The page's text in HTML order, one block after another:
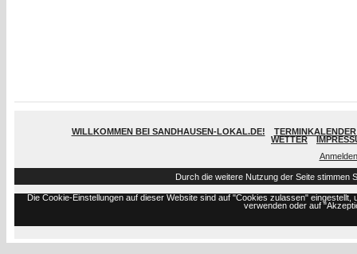
WILLKOMMEN BEI SANDHAUSEN-LOKAL.DE!
TERMINKALENDER
WETTER
Anmelden
Durch die weitere Nutzung der Seite stimmen
Die Cookie-Einstellungen auf dieser Website sind auf "Cookies zulassen"
verwenden oder auf